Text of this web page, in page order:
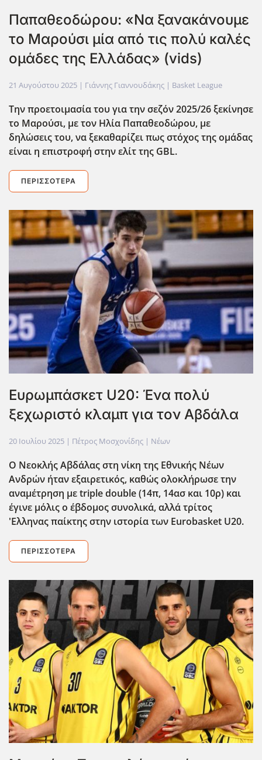
Παπαθεοδώρου: «Να ξανακάνουμε
το Μαρούσι μία από τις πολύ καλές
ομάδες της Ελλάδας» (vids)
21 Αυγούστου 2025 | Γιάννης Γιαννουδάκης | Basket League
Την προετοιμασία του για την σεζόν 2025/26 ξεκίνησε
το Μαρούσι, με τον Ηλία Παπαθεοδώρου, με
δηλώσεις του, να ξεκαθαρίζει πως στόχος της ομάδας
είναι η επιστροφή στην ελίτ της GBL.
ΠΕΡΙΣΣΌΤΕΡΑ
Ευρωμπάσκετ U20: Ένα πολύ
ξεχωριστό κλαμπ για τον Αβδάλα
20 Ιουλίου 2025 | Πέτρος Μοσχονίδης | Νέων
Ο Νεοκλής Αβδάλας στη νίκη της Εθνικής Νέων
Ανδρών ήταν εξαιρετικός, καθώς ολοκλήρωσε την
αναμέτρηση με triple double (14π, 14ασ και 10ρ) και
έγινε μόλις ο έβδομος συνολικά, αλλά τρίτος
'Ελληνας παίκτης στην ιστορία των Eurobasket U20.
ΠΕΡΙΣΣΌΤΕΡΑ